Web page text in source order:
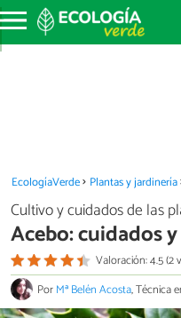
EcologíaVerde Plantas y jardinería
Cultivo y cuidados de las
Acebo: cuidados
Valoración: 4.5 (2
PorMª Belén Acosta, Técnica